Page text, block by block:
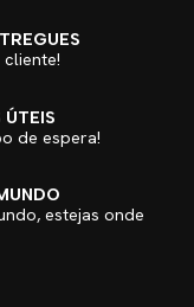
de espera!
estejas onde